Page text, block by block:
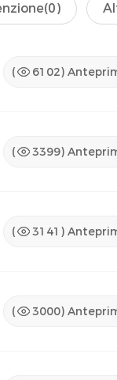
(0)
( 6102)
( 3399)
( 3141 )
( 3000)